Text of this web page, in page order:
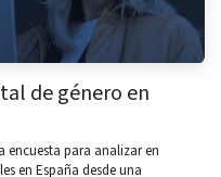
de género en
encuesta para analizar en
en España desde una